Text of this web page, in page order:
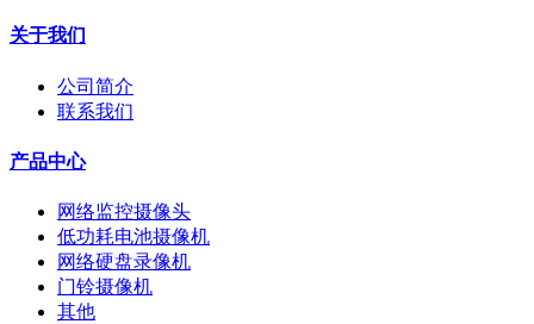
关于我们
公司简介
联系我们
产品中心
网络监控摄像头
低功耗电池摄像机
网络硬盘录像机
门铃摄像机
其他